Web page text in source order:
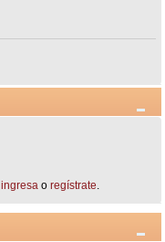
ingresao regístrate.